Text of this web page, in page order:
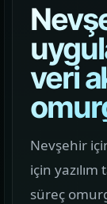
veri
Nevşehir
için yazılım
süreç